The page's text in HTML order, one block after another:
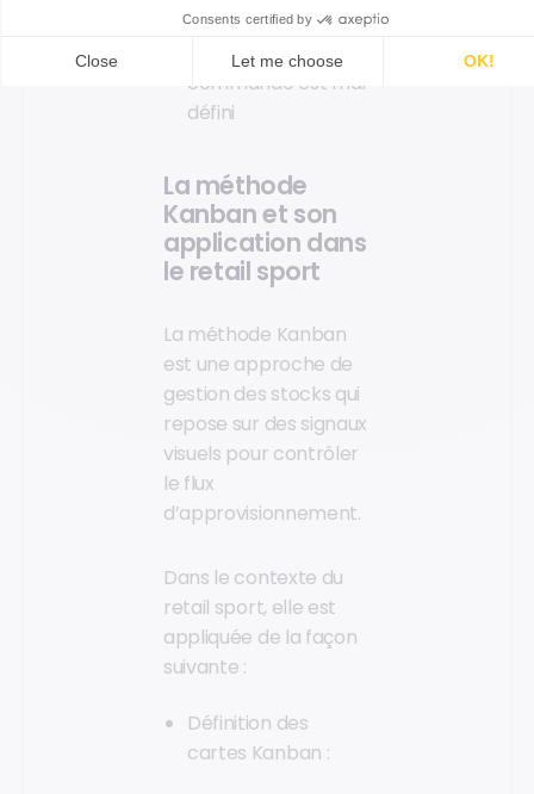
supplémentaires si
le point de
commande est mal
défini
La méthode
Kanban et son
application dans
le retail sport
La méthode Kanban
est une approche de
gestion des stocks qui
repose sur des signaux
visuels pour contrôler
le flux
d’approvisionnement.
Dans le contexte du
retail sport, elle est
appliquée de la façon
suivante :
Définition des
cartes Kanban :